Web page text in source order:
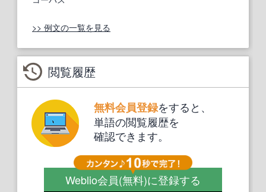
>> 例文の一覧を見る
閲覧履歴
無料会員登録をすると、
単語の閲覧履歴を
確認できます。
Weblio会員(無料)に登録する